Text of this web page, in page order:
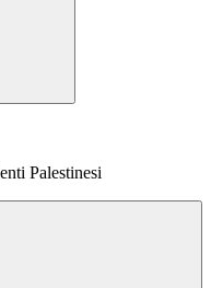
Palestinesi